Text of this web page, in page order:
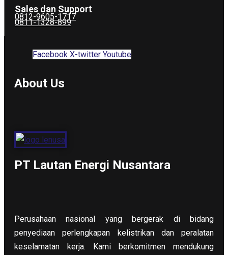
Sales dan Support
0812-9605-1717
0811-1328-899
Facebook X-twitter Youtube
About Us
PT Lautan Energi Nusantara
Perusahaan nasional yang bergerak di bidang
penyediaan perlengkapan kelistrikan dan peralatan
keselamatan kerja. Kami berkomitmen mendukung